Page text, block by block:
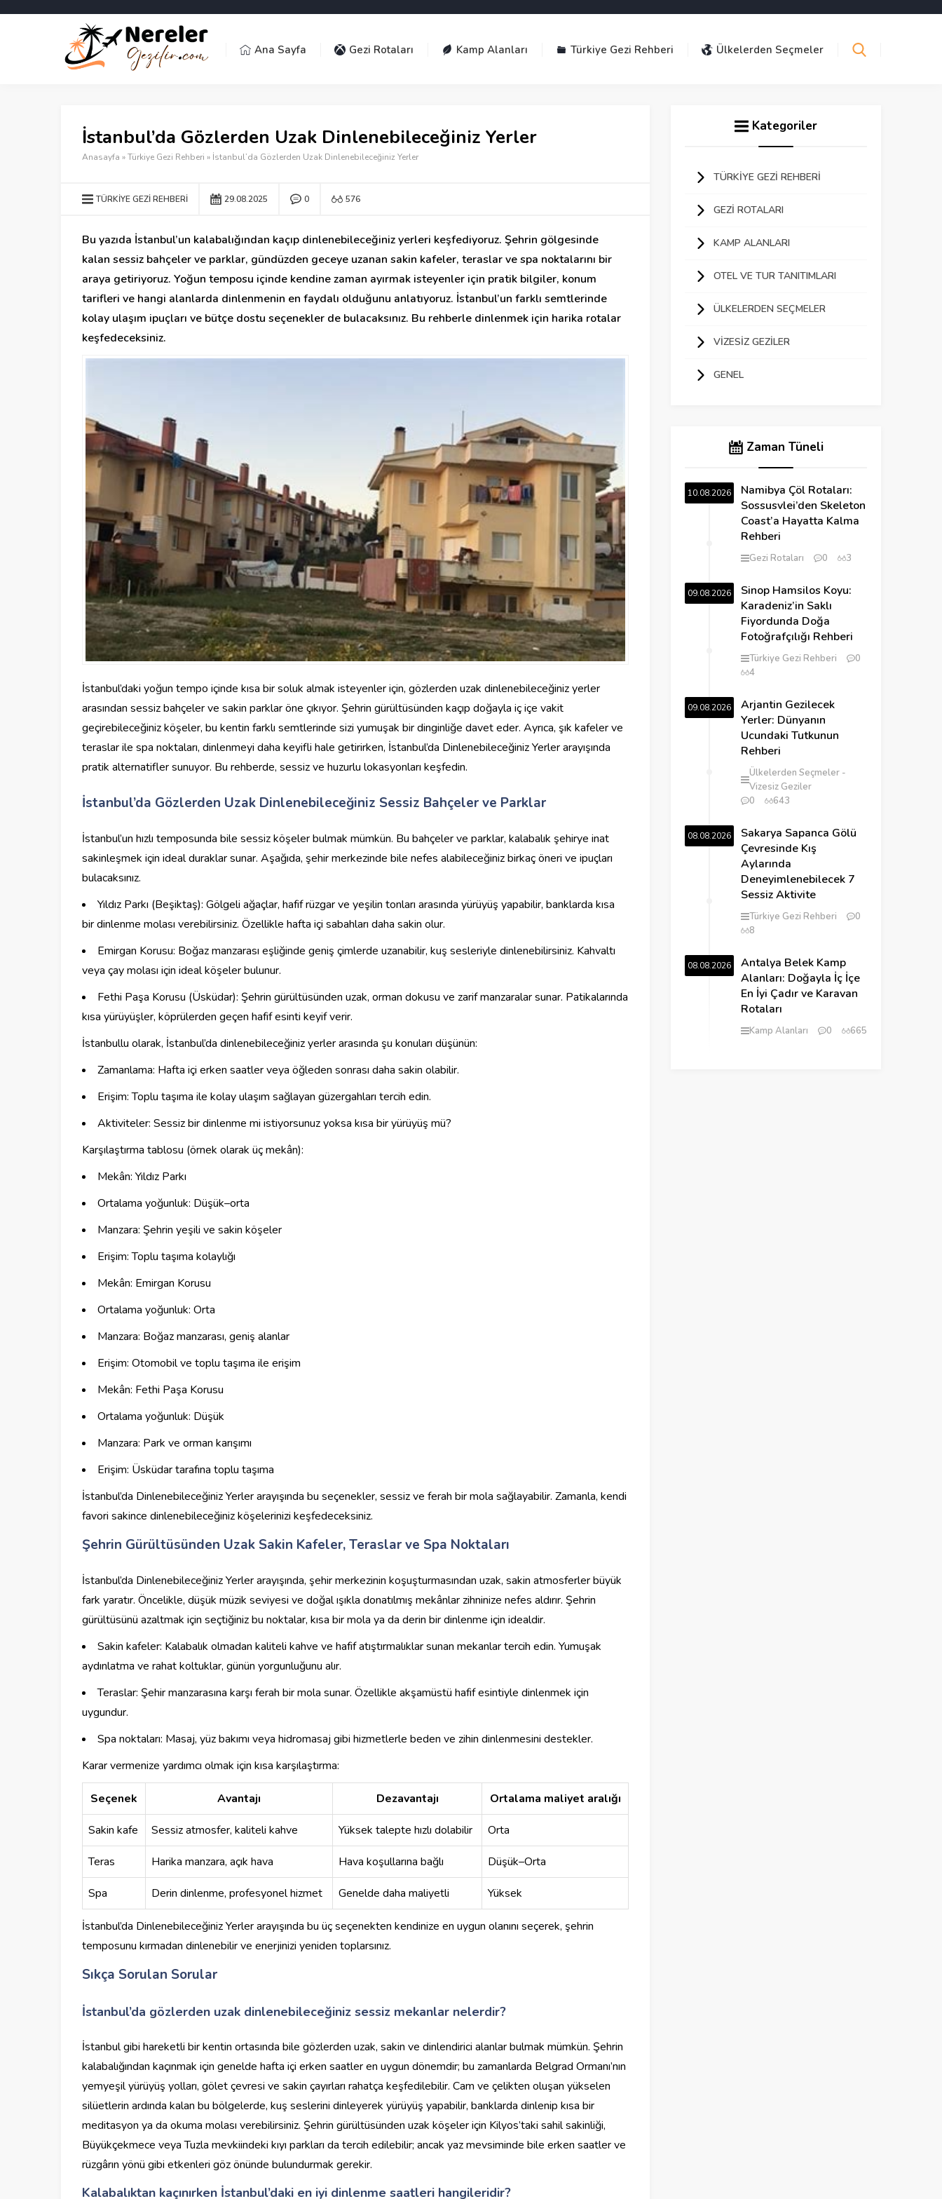
Ana Sayfa Gezi Rotaları Kamp Alanları Türkiye Gezi Rehberi Ülkelerden Seçmeler
İstanbul’da Gözlerden Uzak Dinlenebileceğiniz Yerler
Anasayfa »Türkiye Gezi Rehberi » İstanbul’da Gözlerden Uzak Dinlenebileceğiniz Yerler
TÜRKIYE GEZI REHBERI 29.08.2025 0 576
Bu yazıda İstanbul’un kalabalığından kaçıp dinlenebileceğiniz yerleri keşfediyoruz. Şehrin gölgesinde
kalan sessiz bahçeler ve parklar, gündüzden geceye uzanan sakin kafeler, teraslar ve spa noktalarını bir
araya getiriyoruz. Yoğun temposu içinde kendine zaman ayırmak isteyenler için pratik bilgiler, konum
tarifleri ve hangi alanlarda dinlenmenin en faydalı olduğunu anlatıyoruz. İstanbul’un farklı semtlerinde
kolay ulaşım ipuçları ve bütçe dostu seçenekler de bulacaksınız. Bu rehberle dinlenmek için harika rotalar
keşfedeceksiniz.
İstanbul’daki yoğun tempo içinde kısa bir soluk almak isteyenler için, gözlerden uzak dinlenebileceğiniz yerler
arasından sessiz bahçeler ve sakin parklar öne çıkıyor. Şehrin gürültüsünden kaçıp doğayla iç içe vakit
geçirebileceğiniz köşeler, bu kentin farklı semtlerinde sizi yumuşak bir dinginliğe davet eder. Ayrıca, şık kafeler ve
teraslar ile spa noktaları, dinlenmeyi daha keyifli hale getirirken, İstanbul’da Dinlenebileceğiniz Yerler arayışında
pratik alternatifler sunuyor. Bu rehberde, sessiz ve huzurlu lokasyonları keşfedin.
İstanbul’da Gözlerden Uzak Dinlenebileceğiniz Sessiz Bahçeler ve Parklar
İstanbul’un hızlı temposunda bile sessiz köşeler bulmak mümkün. Bu bahçeler ve parklar, kalabalık şehirye inat
sakinleşmek için ideal duraklar sunar. Aşağıda, şehir merkezinde bile nefes alabileceğiniz birkaç öneri ve ipuçları
bulacaksınız.
Yıldız Parkı (Beşiktaş): Gölgeli ağaçlar, hafif rüzgar ve yeşilin tonları arasında yürüyüş yapabilir, banklarda kısa
bir dinlenme molası verebilirsiniz. Özellikle hafta içi sabahları daha sakin olur.
Emirgan Korusu: Boğaz manzarası eşliğinde geniş çimlerde uzanabilir, kuş sesleriyle dinlenebilirsiniz. Kahvaltı
veya çay molası için ideal köşeler bulunur.
Fethi Paşa Korusu (Üsküdar): Şehrin gürültüsünden uzak, orman dokusu ve zarif manzaralar sunar. Patikalarında
kısa yürüyüşler, köprülerden geçen hafif esinti keyif verir.
İstanbullu olarak, İstanbul’da dinlenebileceğiniz yerler arasında şu konuları düşünün:
Zamanlama: Hafta içi erken saatler veya öğleden sonrası daha sakin olabilir.
Erişim: Toplu taşıma ile kolay ulaşım sağlayan güzergahları tercih edin.
Aktiviteler: Sessiz bir dinlenme mi istiyorsunuz yoksa kısa bir yürüyüş mü?
Karşılaştırma tablosu (örnek olarak üç mekân):
Mekân: Yıldız Parkı
Ortalama yoğunluk: Düşük–orta
Manzara: Şehrin yeşili ve sakin köşeler
Erişim: Toplu taşıma kolaylığı
Mekân: Emirgan Korusu
Ortalama yoğunluk: Orta
Manzara: Boğaz manzarası, geniş alanlar
Erişim: Otomobil ve toplu taşıma ile erişim
Mekân: Fethi Paşa Korusu
Ortalama yoğunluk: Düşük
Manzara: Park ve orman karışımı
Erişim: Üsküdar tarafına toplu taşıma
İstanbul’da Dinlenebileceğiniz Yerler arayışında bu seçenekler, sessiz ve ferah bir mola sağlayabilir. Zamanla, kendi
favori sakince dinlenebileceğiniz köşelerinizi keşfedeceksiniz.
Şehrin Gürültüsünden Uzak Sakin Kafeler, Teraslar ve Spa Noktaları
İstanbul’da Dinlenebileceğiniz Yerler arayışında, şehir merkezinin koşuşturmasından uzak, sakin atmosferler büyük
fark yaratır. Öncelikle, düşük müzik seviyesi ve doğal ışıkla donatılmış mekânlar zihninize nefes aldırır. Şehrin
gürültüsünü azaltmak için seçtiğiniz bu noktalar, kısa bir mola ya da derin bir dinlenme için idealdir.
Sakin kafeler: Kalabalık olmadan kaliteli kahve ve hafif atıştırmalıklar sunan mekanlar tercih edin. Yumuşak
aydınlatma ve rahat koltuklar, günün yorgunluğunu alır.
Teraslar: Şehir manzarasına karşı ferah bir mola sunar. Özellikle akşamüstü hafif esintiyle dinlenmek için
uygundur.
Spa noktaları: Masaj, yüz bakımı veya hidromasaj gibi hizmetlerle beden ve zihin dinlenmesini destekler.
Karar vermenize yardımcı olmak için kısa karşılaştırma:
Seçenek Avantajı Dezavantajı Ortalama maliyet aralığı
Sakin kafe Sessiz atmosfer, kaliteli kahve Yüksek talepte hızlı dolabilir Orta
Teras Harika manzara, açık hava Hava koşullarına bağlı Düşük–Orta
Spa Derin dinlenme, profesyonel hizmet Genelde daha maliyetli Yüksek
İstanbul’da Dinlenebileceğiniz Yerler arayışında bu üç seçenekten kendinize en uygun olanını seçerek, şehrin
temposunu kırmadan dinlenebilir ve enerjinizi yeniden toplarsınız.
Sıkça Sorulan Sorular
İstanbul’da gözlerden uzak dinlenebileceğiniz sessiz mekanlar nelerdir?
İstanbul gibi hareketli bir kentin ortasında bile gözlerden uzak, sakin ve dinlendirici alanlar bulmak mümkün. Şehrin
kalabalığından kaçınmak için genelde hafta içi erken saatler en uygun dönemdir; bu zamanlarda Belgrad Ormanı’nın
yemyeşil yürüyüş yolları, gölet çevresi ve sakin çayırları rahatça keşfedilebilir. Cam ve çelikten oluşan yükselen
silüetlerin ardında kalan bu bölgelerde, kuş seslerini dinleyerek yürüyüş yapabilir, banklarda dinlenip kısa bir
meditasyon ya da okuma molası verebilirsiniz. Şehrin gürültüsünden uzak köşeler için Kilyos’taki sahil sakinliği,
Büyükçekmece veya Tuzla mevkiindeki kıyı parkları da tercih edilebilir; ancak yaz mevsiminde bile erken saatler ve
rüzgârın yönü gibi etkenleri göz önünde bulundurmak gerekir.
Kalabalıktan kaçınırken İstanbul’daki en iyi dinlenme saatleri hangileridir?
Kategoriler
TÜRKIYE GEZI REHBERI
GEZI ROTALARI
KAMP ALANLARI
OTEL VE TUR TANITIMLARI
ÜLKELERDEN SEÇMELER
VIZESIZ GEZILER
GENEL
Zaman Tüneli
10.08.2026
Namibya Çöl Rotaları:
Sossusvlei’den Skeleton
Coast’a Hayatta Kalma
Rehberi
Gezi Rotaları 0 3
09.08.2026
Sinop Hamsilos Koyu:
Karadeniz’in Saklı
Fiyordunda Doğa
Fotoğrafçılığı Rehberi
Türkiye Gezi Rehberi
0
4
09.08.2026
Arjantin Gezilecek
Yerler: Dünyanın
Ucundaki Tutkunun
Rehberi
Ülkelerden Seçmeler
Vizesiz Geziler
0
643
08.08.2026
Sakarya Sapanca Gölü
Çevresinde Kış
Aylarında
Deneyimlenebilecek 7
Sessiz Aktivite
Türkiye Gezi Rehberi
0
8
08.08.2026
Antalya Belek Kamp
Alanları: Doğayla İç İçe
En İyi Çadır ve Karavan
Rotaları
Kamp Alanları 0 665